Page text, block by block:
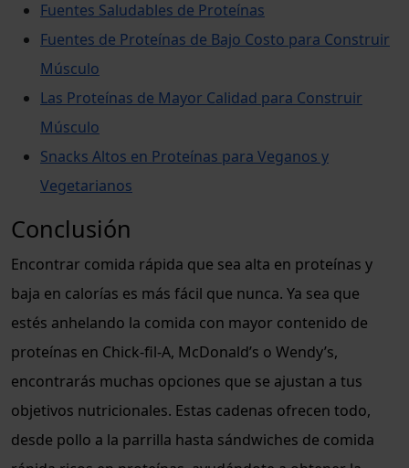
Fuentes Saludables de Proteínas
Fuentes de Proteínas de Bajo Costo para Construir
Músculo
Las Proteínas de Mayor Calidad para Construir
Músculo
Snacks Altos en Proteínas para Veganos y
Vegetarianos
Conclusión
Encontrar comida rápida que sea alta en proteínas y
baja en calorías es más fácil que nunca. Ya sea que
estés anhelando la comida con mayor contenido de
proteínas en Chick-fil-A, McDonald’s o Wendy’s,
encontrarás muchas opciones que se ajustan a tus
objetivos nutricionales. Estas cadenas ofrecen todo,
desde pollo a la parrilla hasta sándwiches de comida